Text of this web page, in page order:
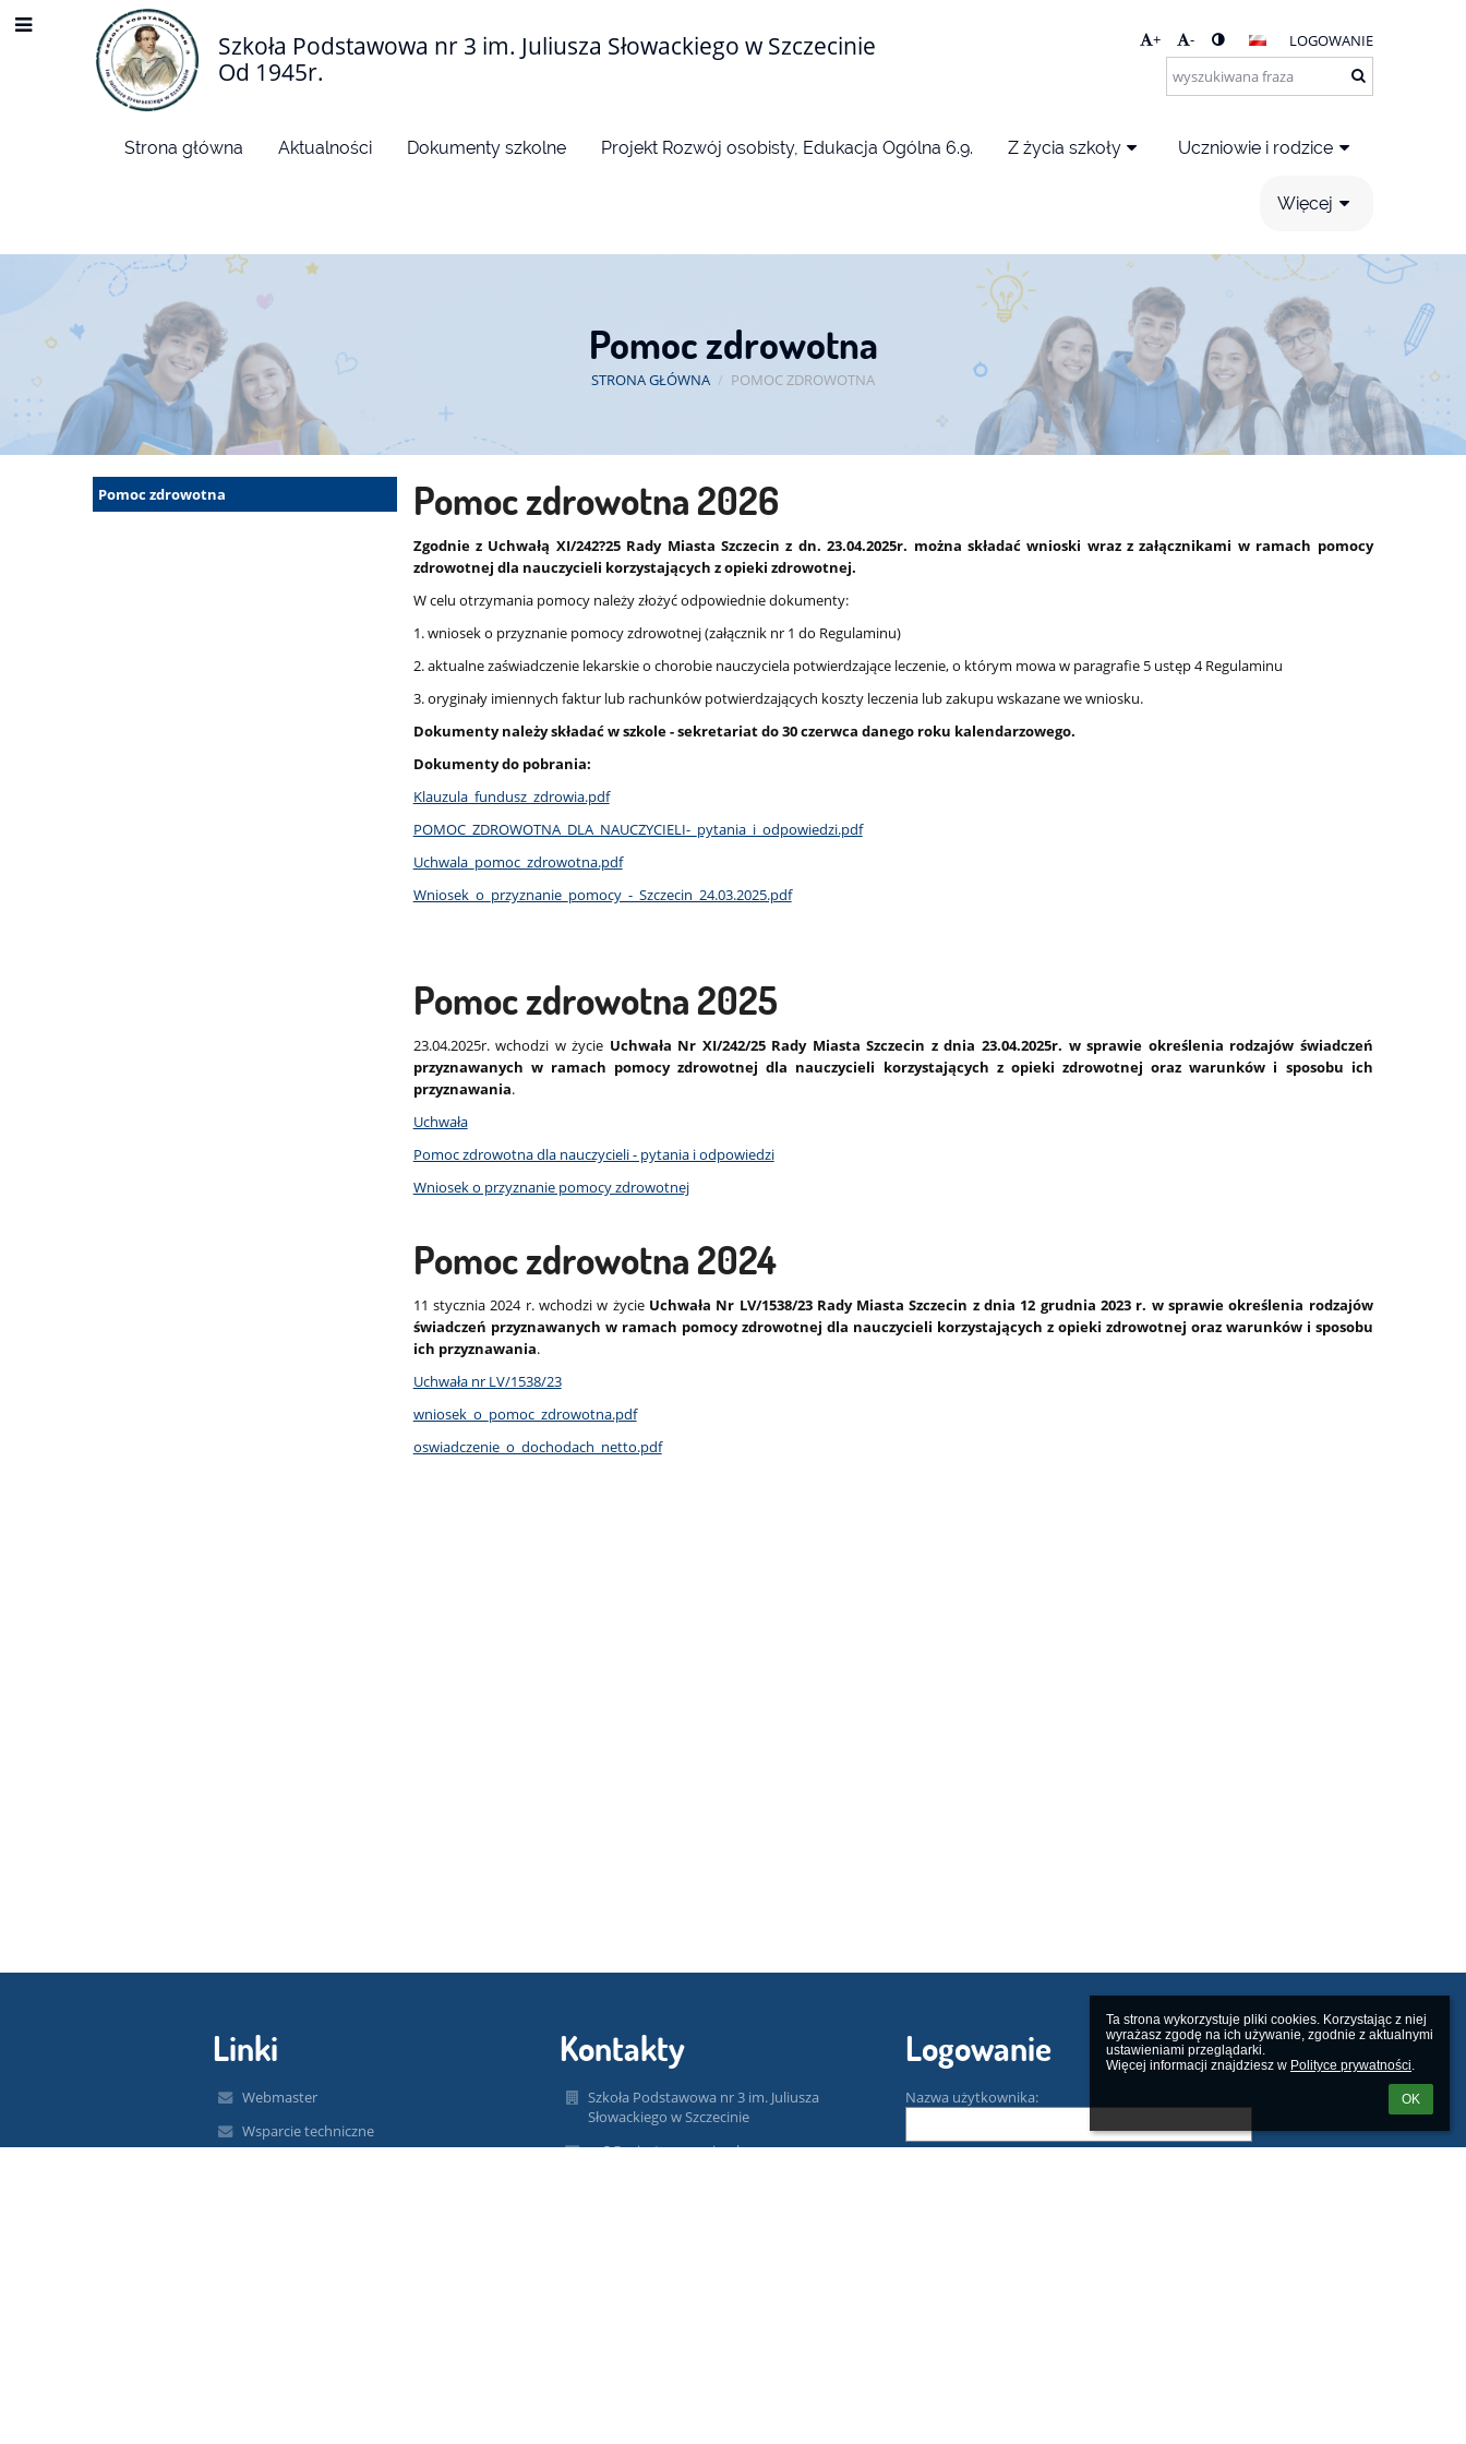
Ta strona wykorzystuje pliki cookies. Korzystając z niej
wyrażasz zgodę na ich używanie, zgodnie z aktualnymi
ustawieniami przeglądarki.
Więcej informacji znajdziesz w Polityce prywatności.
OK
Szkoła Podstawowa nr 3 im. Juliusza Słowackiego w Szczecinie
Od 1945r.
+ - LOGOWANIE
Strona główna Aktualności Dokumenty szkolne Projekt Rozwój osobisty, Edukacja Ogólna 6.9. Z życia szkoły Uczniowie i rodzice
Więcej
Pomoc zdrowotna
STRONA GŁÓWNA / POMOC ZDROWOTNA
Pomoc
Pomoc zdrowotna Pomoc zdrowotna 2026
Zgodnie z Uchwałą XI/242?25 Rady Miasta Szczecin z dn. 23.04.2025r. można składać wnioski wraz z załącznikami w ramach pomocy
zdrowotnej dla nauczycieli korzystających z opieki zdrowotnej.
W celu otrzymania pomocy należy złożyć odpowiednie dokumenty:
1. wniosek o przyznanie pomocy zdrowotnej (załącznik nr 1 do Regulaminu)
2. aktualne zaświadczenie lekarskie o chorobie nauczyciela potwierdzające leczenie, o którym mowa w paragrafie 5 ustęp 4 Regulaminu
3. oryginały imiennych faktur lub rachunków potwierdzających koszty leczenia lub zakupu wskazane we wniosku.
Dokumenty należy składać w szkole - sekretariat do 30 czerwca danego roku kalendarzowego.
Dokumenty do pobrania:
Klauzula_fundusz_zdrowia.pdf
POMOC_ZDROWOTNA_DLA_NAUCZYCIELI-_pytania_i_odpowiedzi.pdf
Uchwala_pomoc_zdrowotna.pdf
Wniosek_o_przyznanie_pomocy_-_Szczecin_24.03.2025.pdf
Pomoc zdrowotna 2025
23.04.2025r. wchodzi w życie Uchwała Nr XI/242/25 Rady Miasta Szczecin z dnia 23.04.2025r. w sprawie określenia rodzajów świadczeń
przyznawanych w ramach pomocy zdrowotnej dla nauczycieli korzystających z opieki zdrowotnej oraz warunków i sposobu ich
przyznawania.
Uchwała
Pomoc zdrowotna dla nauczycieli - pytania i odpowiedzi
Wniosek o przyznanie pomocy zdrowotnej
Pomoc zdrowotna 2024
11 stycznia 2024 r. wchodzi w życie Uchwała Nr LV/1538/23 Rady Miasta Szczecin z dnia 12 grudnia 2023 r. w sprawie określenia rodzajów
świadczeń przyznawanych w ramach pomocy zdrowotnej dla nauczycieli korzystających z opieki zdrowotnej oraz warunków i sposobu
ich przyznawania.
Uchwała nr LV/1538/23
wniosek_o_pomoc_zdrowotna.pdf
oswiadczenie_o_dochodach_netto.pdf
Linki
Webmaster
Wsparcie techniczne
Kontakty
Szkoła Podstawowa nr 3 im. Juliusza
Słowackiego w Szczecinie
sp3@miasto.szczecin.pl
Logowanie
Nazwa użytkownika: